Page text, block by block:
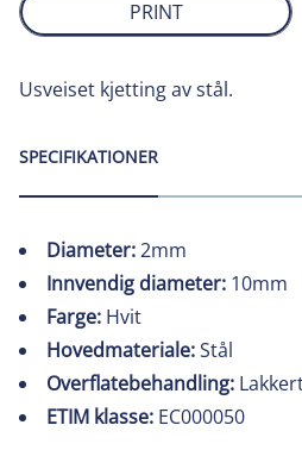
PRINT
Usveiset kjetting av stål.
SPECIFIKATIONER
Diameter:2mm
Innvendig diameter: 10mm
Farge: Hvit
Hovedmateriale:Stål
Overflatebehandling:
ETIM klasse: EC000050